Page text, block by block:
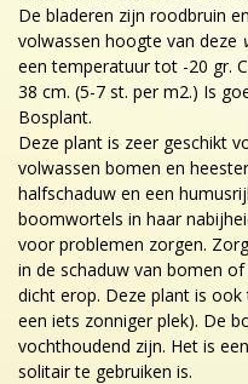
De bladeren zijn roodbruin
volwassen hoogte van deze
een temperatuur tot -20 gr.
38 cm. (5-7 st. per m2.) Is
Bosplant.
Deze plant is zeer geschikt
volwassen bomen en
halfschaduw en een
boomwortels in haar
voor problemen zorgen.
in de schaduw van bomen
dicht erop. Deze plant is
een iets zonniger plek). De
vochthoudend zijn. Het is
solitair te gebruiken is.